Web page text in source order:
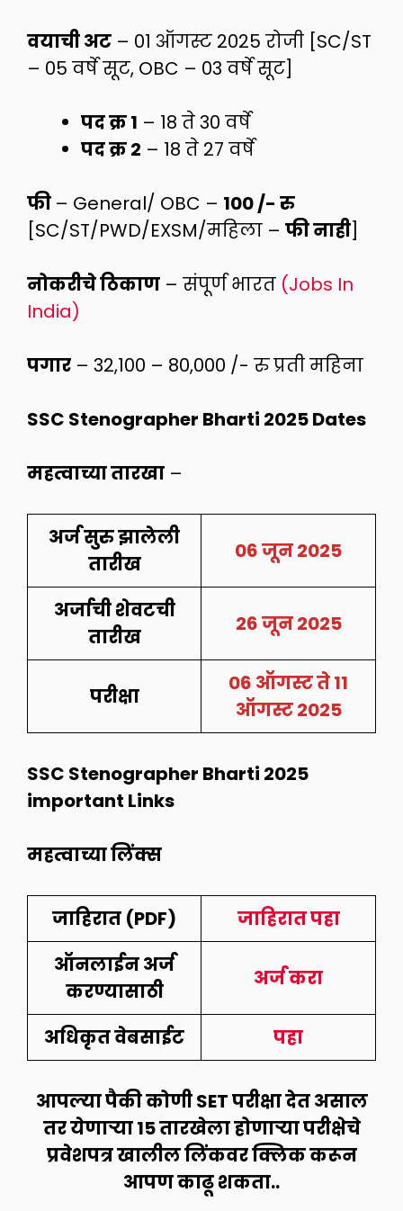
वयाची अट – 01 ऑगस्ट 2025 रोजी [SC/ST
– 05 वर्षे सूट, OBC – 03 वर्षे सूट]
पद क्र 1 – 18 ते 30 वर्षे
पद क्र 2 – 18 ते 27 वर्षे
फी – General/ OBC – 100 /- रु
[SC/ST/PWD/EXSM/महिला – फी नाही]
नोकरीचे ठिकाण – संपूर्ण भारत (Jobs In
India)
पगार – 32,100 – 80,000 /- रु प्रती महिना
SSC Stenographer Bharti 2025 Dates
महत्वाच्या तारखा –
अर्ज सुरु झालेली
तारीख
06 जून 2025
अर्जाची शेवटची
तारीख
26 जून 2025
परीक्षा
06 ऑगस्ट ते 11
ऑगस्ट 2025
SSC Stenographer Bharti 2025
important Links
महत्वाच्या लिंक्स
जाहिरात (PDF)
जाहिरात पहा
ऑनलाईन अर्ज
करण्यासाठी
अर्ज करा
अधिकृत वेबसाईट पहा
आपल्या पैकी कोणी SET परीक्षा देत असाल
तर येणाऱ्या 15 तारखेला होणाऱ्या परीक्षेचे
प्रवेशपत्र खालील लिंकवर क्लिक करून
आपण काढू शकता..